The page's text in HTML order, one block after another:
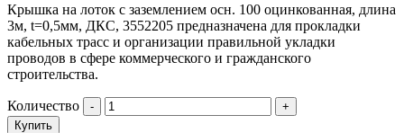
Крышка на лоток с заземлением осн. 100 оцинкованная, длина
3м, t=0,5мм, ДКС, 3552205 предназначена для прокладки
кабельных трасс и организации правильной укладки
проводов в сфере коммерческого и гражданского
строительства.
Количество -
+
Купить